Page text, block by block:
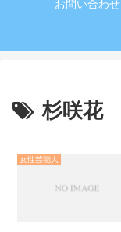
お問い合わせ
杉咲花
女性芸能人